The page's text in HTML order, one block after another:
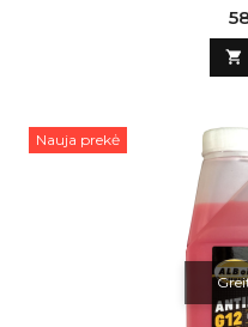

Nauja prekė